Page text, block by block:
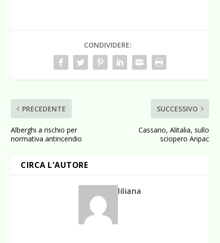
CONDIVIDERE:
PRECEDENTE
Alberghi a rischio per
normativa antincendio
SUCCESSIVO
Cassano, Alitalia, sullo
sciopero Anpac
CIRCA L'AUTORE
liliana